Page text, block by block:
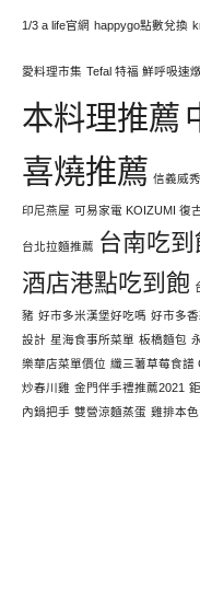
1/3 a life官網 happygo點數兌換
愛料理市集 Tefal 特福 鮮呼吸速
本料理推薦
喜燒推薦 信義威
印尼燕屋 可易家電 KOIZUMI 復
台北拉麵推薦 台南吃
酒店港點吃到飽
豬 好市多米漢堡好吃嗎 好市多
設計 星海食事所菜單 板橋麵包
樂華店菜單價位 纖三薯草莓食譜
炒春川雞 金門伴手禮推薦2021
內鍋把手 雙營涼麵蒸蛋 雞排本